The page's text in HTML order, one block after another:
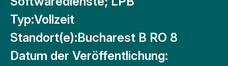
Typ:Vollzeit
Standort(e):Bucharest B RO 8
Datum der Veröffentlichung: